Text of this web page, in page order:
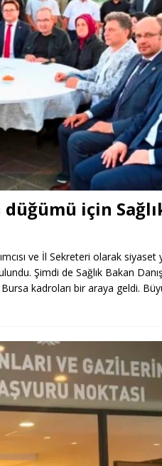
için
ve İl Sekreteri olarak siyaset
Şimdi de Sağlık Bakan
kadroları bir araya geldi.